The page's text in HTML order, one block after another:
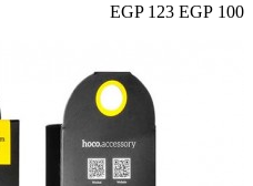
100 EGP
123 EGP